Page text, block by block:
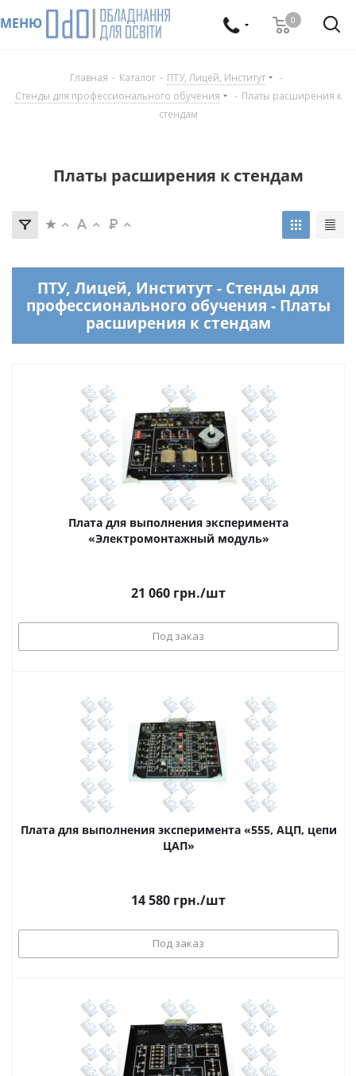
МЕНЮ 0
Главная - Каталог - ПТУ, Лицей, Институт
-
Стенды для профессионального обучения
- Платы расширения к
стендам
Платы расширения к стендам
ПТУ, Лицей, Институт - Стенды для
профессионального обучения - Платы
расширения к стендам
Плата для выполнения эксперимента
«Электромонтажный модуль»
21 060 грн./шт
Под заказ
Плата для выполнения эксперимента «555, АЦП, цепи
ЦАП»
14 580 грн./шт
Под заказ